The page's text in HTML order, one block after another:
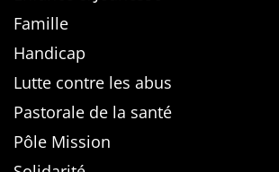
Famille
Handicap
Lutte contre les abus
Pastorale de la santé
Pôle Mission